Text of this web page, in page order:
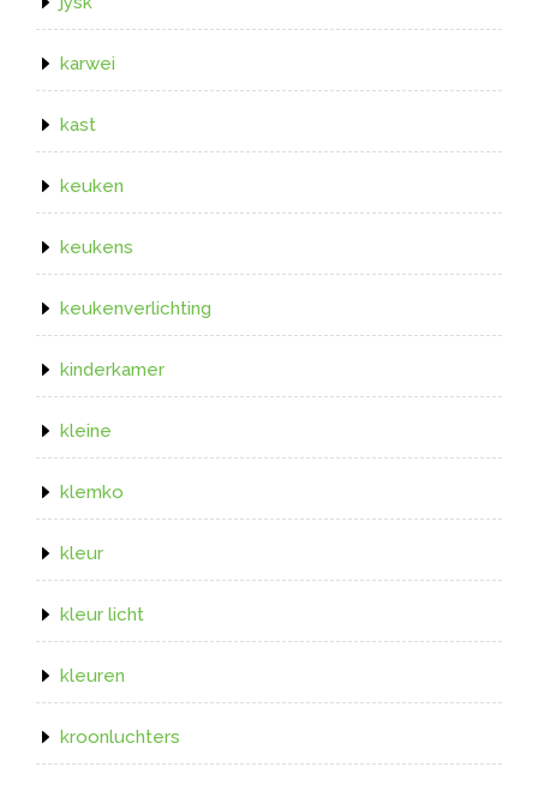
karwei
kast
keuken
keukens
keukenverlichting
kinderkamer
kleine
klemko
kleur
kleur licht
kleuren
kroonluchters